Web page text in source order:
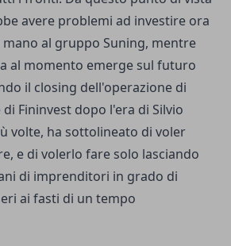
avere problemi ad investire ora
mano al gruppo Suning, mentre
al momento emerge sul futuro
il closing dell'operazione di
Fininvest dopo l'era di Silvio
volte, ha sottolineato di voler
e di volerlo fare solo lasciando
di imprenditori in grado di
ai fasti di un tempo